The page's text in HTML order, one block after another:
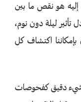
إليه هو نقص ما بين
تأثير ليلة دون نوم،
بإمكاننا اكتشاف كل
شيء دقيق كفحوصات